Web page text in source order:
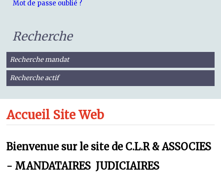
Mot de passe oublié ?
Recherche
Recherche mandat
Recherche actif
Accueil Site Web
Bienvenue sur le site de C.L.R & ASSOCIES
- MANDATAIRES JUDICIAIRES